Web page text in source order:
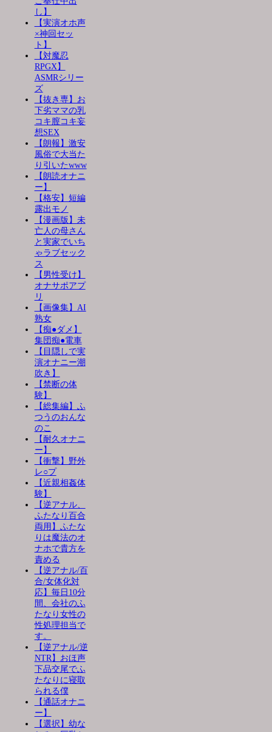
し】
【実演オホ声
×神回セッ
ト】
【対魔忍
RPGX】
ASMRシリー
ズ
【抜き専】お
下劣ママの乳
コキ膣コキ妄
想SEX
【朗報】激安
風俗で大当た
り引いたwww
【朗読オナニ
ー】
【格安】短編
露出モノ
【漫画版】未
亡人の母さん
と実家でいち
ゃラブセック
ス
【男性受け】
オナサポアプ
リ
【画像集】AI
熟女
【痴●ダメ】
集団痴●電車
【目隠しで実
演オナニー潮
吹き】
【禁断の体
験】
【総集編】ふ
つうのおんな
のこ
【耐久オナニ
ー】
【衝撃】野外
レ○プ
【近親相姦体
験】
【逆アナル、
ふたなり百合
両用】ふたな
りは魔法のオ
ナホで貴方を
責める
【逆アナル/百
合/女体化対
応】毎日10分
間、会社のふ
たなり女性の
性処理担当で
す。
【逆アナル/逆
NTR】おほ声
下品交尾でふ
たなりに寝取
られる僕
【通話オナニ
ー】
【選択】幼な